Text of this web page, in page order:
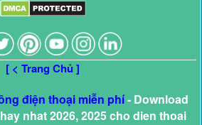
[ < Trang Chủ ]
điện thoại miễn phí- Download
nhat 2026, 2025 cho dien thoai